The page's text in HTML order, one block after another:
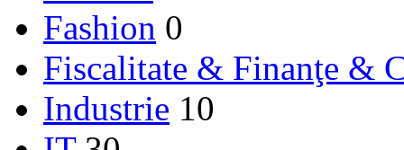
Fashion 0
Fiscalitate & Finanţe &
Industrie 10